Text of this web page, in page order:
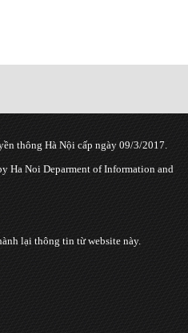
thông Hà Nội cấp ngày 09/3/2017.
Ha Noi Deparment of Information and
lại thông tin từ website này.